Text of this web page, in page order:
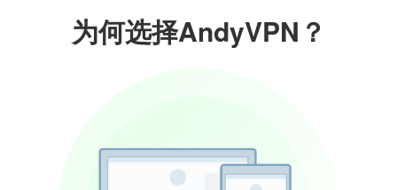
为何选择AndyVPN？